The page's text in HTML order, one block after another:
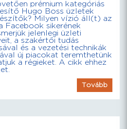
prémium kategóriás
Hugo Boss üzletek
Milyen vízió áll(t) az
Facebook sikerének
jelenlegi üzleti
a szakértői tudás
és a vezetési technikák
új piacokat teremthetünk
a régieket. A cikk ehhez
Tovább